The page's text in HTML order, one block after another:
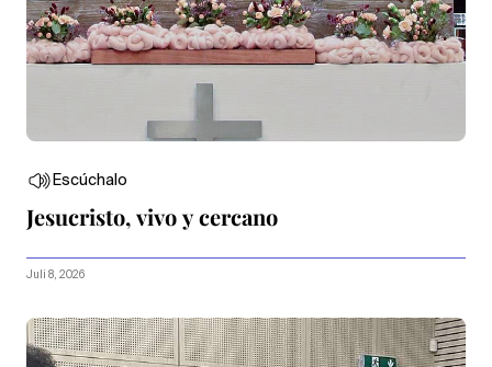
Escúchalo
Jesucristo, vivo y cercano
Juli 8, 2026